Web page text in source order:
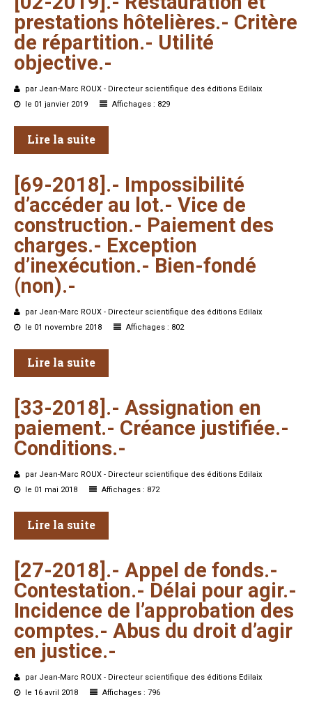
prestations hôtelières.- Critère
de répartition.- Utilité
objective.-
par Jean-Marc ROUX - Directeur scientifique des éditions Edilaix
le 01 janvier 2019
Affichages : 829
Lire la suite
[69-2018].- Impossibilité
d’accéder au lot.- Vice de
construction.- Paiement des
charges.- Exception
d’inexécution.- Bien-fondé
(non).-
par Jean-Marc ROUX - Directeur scientifique des éditions Edilaix
le 01 novembre 2018
Affichages : 802
Lire la suite
[33-2018].- Assignation en
paiement.- Créance justifiée.-
Conditions.-
par Jean-Marc ROUX - Directeur scientifique des éditions Edilaix
le 01 mai 2018
Affichages : 872
Lire la suite
[27-2018].- Appel de fonds.-
Contestation.- Délai pour agir.-
Incidence de l’approbation des
comptes.- Abus du droit d’agir
en justice.-
par Jean-Marc ROUX - Directeur scientifique des éditions Edilaix
le 16 avril 2018
Affichages : 796